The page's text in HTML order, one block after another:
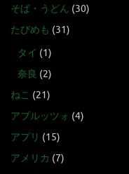
そば・うどん (30)
たびめも (31)
タイ (1)
奈良 (2)
ねこ (21)
アブルッツォ (4)
アプリ (15)
アメリカ (7)